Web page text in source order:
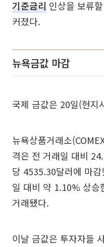
기준금리 인상을 보류
커졌다.
뉴욕금값 마감
국제 금값은 20일(현지
뉴욕상품거래소
격은 전 거래일 대비
당 4535.30달러에 마
일 대비 약 1.10% 상승
거래됐다.
이날 금값은 투자자들